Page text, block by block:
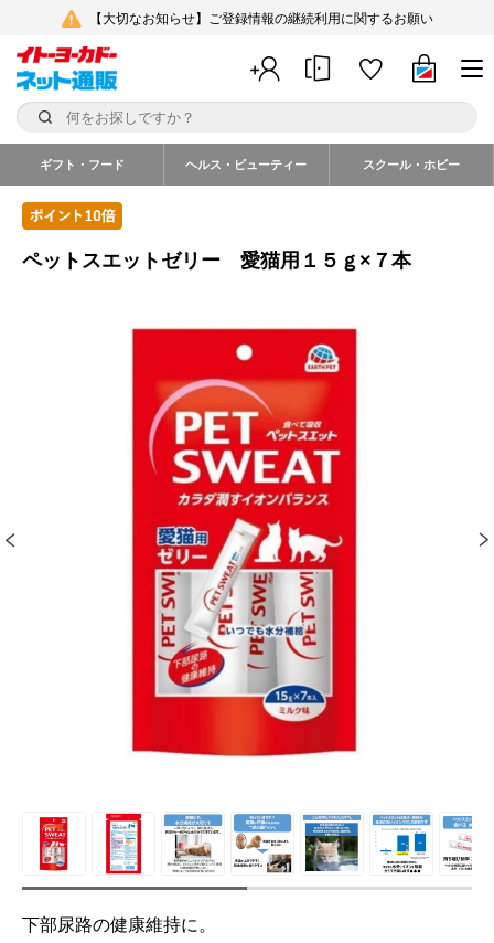
【大切なお知らせ】ご登録情報の継続利用に関するお願い
ギフト・フード ヘルス・ビューティー スクール・ホビー
ペットスエットゼリー 愛猫用１５ｇ×７本
下部尿路の健康維持に。